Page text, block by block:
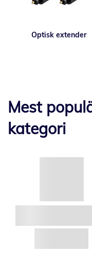
Optisk extender
Mest
kategori